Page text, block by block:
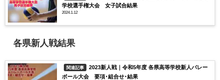
学校選手権大会 女子試合結果
2024.1.12
各県新人戦結果
関連記事
2023新人戦｜令和5年度 各県高等学校新人バレー
ボール大会 要項･組合せ･結果